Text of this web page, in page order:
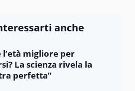
anche
l’età migliore per
La scienza rivela la
perfetta”